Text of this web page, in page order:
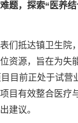
题，探索“医养
们抵达镇卫生院
资源，旨在为失
目前正处于试营
目有效整合医疗
建议。